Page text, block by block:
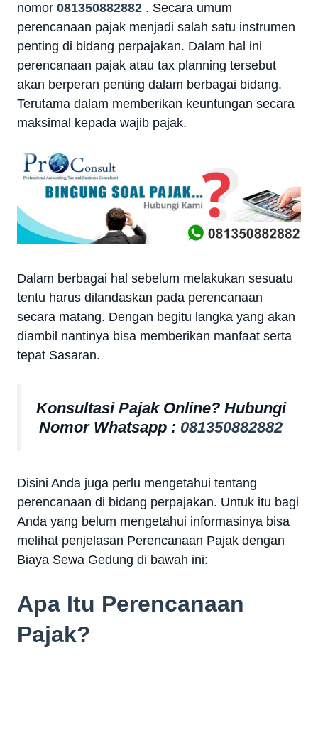
nomor 081350882882 . Secara umum
perencanaan pajak menjadi salah satu instrumen
penting di bidang perpajakan. Dalam hal ini
perencanaan pajak atau tax planning tersebut
akan berperan penting dalam berbagai bidang.
Terutama dalam memberikan keuntungan secara
maksimal kepada wajib pajak.
Dalam berbagai hal sebelum melakukan sesuatu
tentu harus dilandaskan pada perencanaan
secara matang. Dengan begitu langka yang akan
diambil nantinya bisa memberikan manfaat serta
tepat Sasaran.
Konsultasi Pajak Online? Hubungi
Nomor Whatsapp : 081350882882
Disini Anda juga perlu mengetahui tentang
perencanaan di bidang perpajakan. Untuk itu bagi
Anda yang belum mengetahui informasinya bisa
melihat penjelasan Perencanaan Pajak dengan
Biaya Sewa Gedung di bawah ini:
Apa Itu Perencanaan
Pajak?